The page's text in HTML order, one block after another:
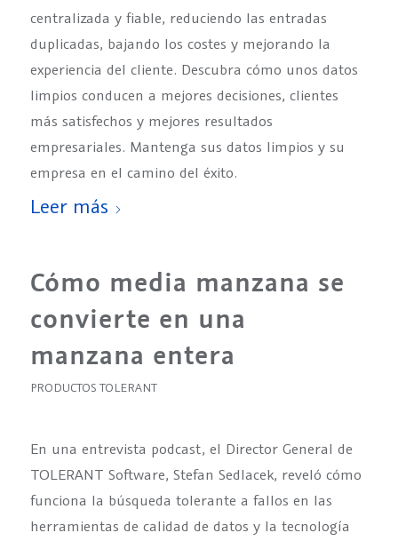
centralizada y fiable, reduciendo las entradas
duplicadas, bajando los costes y mejorando la
experiencia del cliente. Descubra cómo unos datos
limpios conducen a mejores decisiones, clientes
más satisfechos y mejores resultados
empresariales. Mantenga sus datos limpios y su
empresa en el camino del éxito.
Leer más
Cómo media manzana se
convierte en una
manzana entera
PRODUCTOS TOLERANT
En una entrevista podcast, el Director General de
TOLERANT Software, Stefan Sedlacek, reveló cómo
funciona la búsqueda tolerante a fallos en las
herramientas de calidad de datos y la tecnología